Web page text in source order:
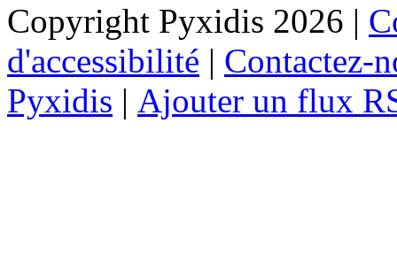
Copyright Pyxidis 2026 |
d'accessibilité | Contactez-
Pyxidis | Ajouter un flux